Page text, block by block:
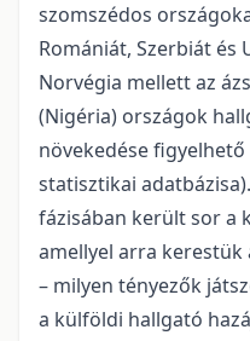
szomszédos
Romániát, Szerbiát
Norvégia mellett az
(Nigéria) országok
növekedése
statisztikai
fázisában került sor a
amellyel arra kerestük
– milyen tényezők
a külföldi hallgató